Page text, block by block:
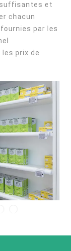
et
chacun
par les
prix de